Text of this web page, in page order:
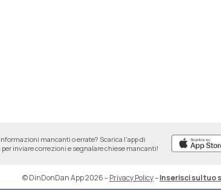
mancanti o errate? Scarica l'app di
per inviare correzioni e segnalare chiese mancanti!
© DinDonDan App 2026–Privacy Policy–Inserisci sul tuo